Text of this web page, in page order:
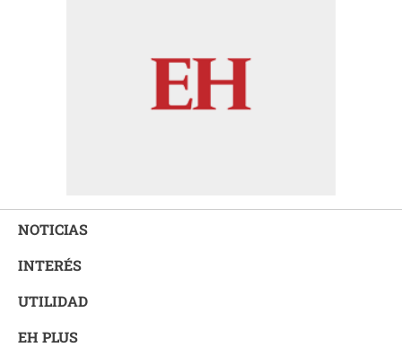
NOTICIAS
INTERÉS
UTILIDAD
EH PLUS